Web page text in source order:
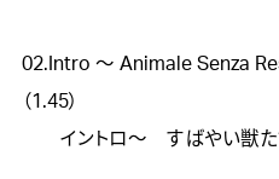
02.Intro 〜 Animale Senza
（1.45）
イントロ～　すばやい獣た